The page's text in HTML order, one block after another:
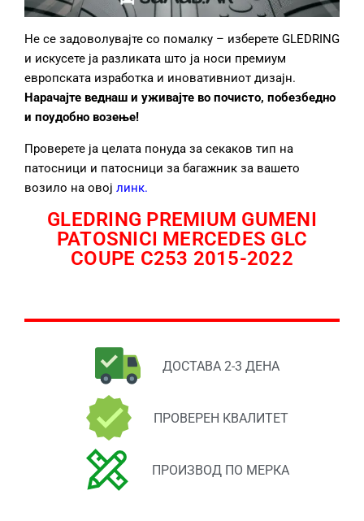
Не се задоволувајте со помалку – изберете GLEDRING
и искусете ја разликата што ја носи премиум
европската изработка и иновативниот дизајн.
Нарачајте веднаш и уживајте во почисто, побезбедно
и поудобно возење!
Проверете ја целата понуда за секаков тип на
патосници и патосници за багажник за вашето
возило на овој линк.
GLEDRING PREMIUM GUMENI
PATOSNICI MERCEDES GLC
COUPE C253 2015-2022
ДОСТАВА 2-3 ДЕНА
ПРОВЕРЕН КВАЛИТЕТ
ПРОИЗВОД ПО МЕРКА